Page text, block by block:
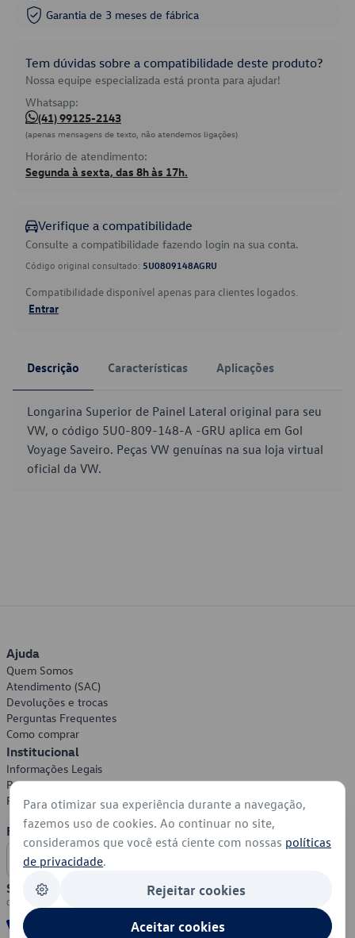
Garantia de 3 meses de fábrica
Tem dúvidas sobre a compatibilidade deste produto?
Nossa equipe especializada está pronta para ajudar!
Whatsapp:
(41) 99125-2143
(apenas mensagens de texto, não atendemos ligações)
Horário de atendimento:
Segunda à sexta, das 8h às 17h.
Verifique a compatibilidade
Consulte a compatibilidade fazendo login na sua conta.
Código original consultado: 5U0809148AGRU
Compatibilidade disponível apenas para clientes logados.
Entrar
Descrição Características Aplicações
Longarina Superior de Painel Lateral original para seu
VW, o código 5U0-809-148-A -GRU aplica em Gol
Voyage Saveiro. Peças VW genuínas na sua loja virtual
oficial da VW.
Ajuda
Quem Somos
Atendimento (SAC)
Devoluções e trocas
Perguntas Frequentes
Como comprar
Institucional
Informações Legais
Política de Privacidade
Política de Cookies
Formas de Pagamento
Segurança
Para otimizar sua experiência durante a navegação,
fazemos uso de cookies. Ao continuar no site,
consideramos que você está ciente com nossas políticas
de privacidade.
Rejeitar cookies
Aceitar cookies